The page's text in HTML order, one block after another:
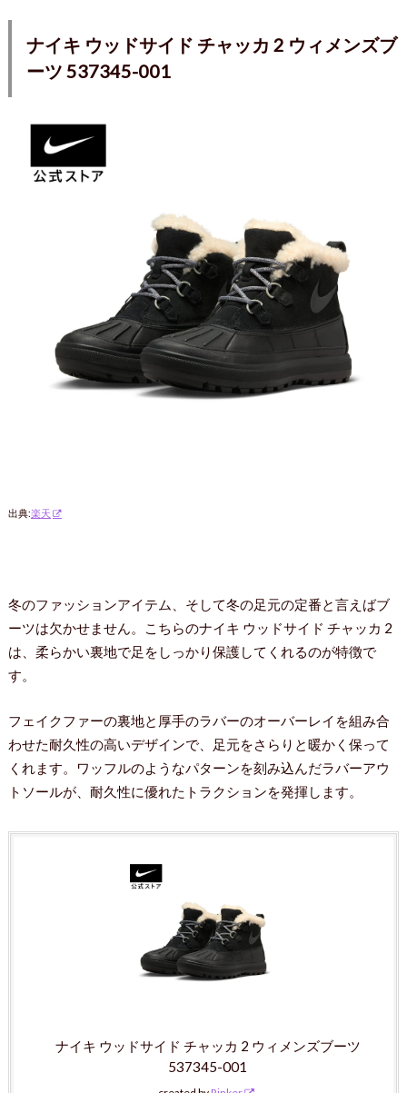
ナイキ ウッドサイド チャッカ 2 ウィメンズブ
ーツ 537345-001
出典:楽天
冬のファッションアイテム、そして冬の足元の定番と言えばブ
ーツは欠かせません。こちらのナイキ ウッドサイド チャッカ 2
は、柔らかい裏地で足をしっかり保護してくれるのが特徴で
す。
フェイクファーの裏地と厚手のラバーのオーバーレイを組み合
わせた耐久性の高いデザインで、足元をさらりと暖かく保って
くれます。ワッフルのようなパターンを刻み込んだラバーアウ
トソールが、耐久性に優れたトラクションを発揮します。
ナイキ ウッドサイド チャッカ 2 ウィメンズブーツ
537345-001